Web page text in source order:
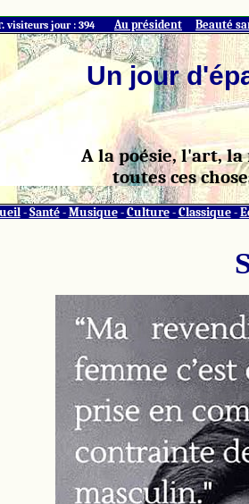
visiteurs jour : 394 Au président Beauté
Un jour
A la poésie, l'art,
toutes ces
- Santé- Musique- Culture- Classique-